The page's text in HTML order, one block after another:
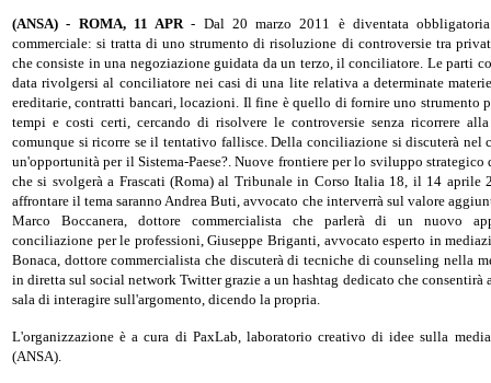
(ANSA) - ROMA, 11 APR - Dal 20 marzo 2011 è diventata
commerciale: si tratta di uno strumento di risoluzione di controversie tra
che consiste in una negoziazione guidata da un terzo, il conciliatore. Le parti
data rivolgersi al conciliatore nei casi di una lite relativa a determinate
ereditarie, contratti bancari, locazioni. Il fine è quello di fornire uno strumento
tempi e costi certi, cercando di risolvere le controversie senza ricorrere
comunque si ricorre se il tentativo fallisce. Della conciliazione si discuterà nel
un'opportunità per il Sistema-Paese?. Nuove frontiere per lo sviluppo
che si svolgerà a Frascati (Roma) al Tribunale in Corso Italia 18, il 14 aprile
affrontare il tema saranno Andrea Buti, avvocato che interverrà sul valore
Marco Boccanera, dottore commercialista che parlerà di un nuovo
conciliazione per le professioni, Giuseppe Briganti, avvocato esperto in
Bonaca, dottore commercialista che discuterà di tecniche di counseling nella
in diretta sul social network Twitter grazie a un hashtag dedicato che consentirà
sala di interagire sull'argomento, dicendo la propria.
L'organizzazione è a cura di PaxLab, laboratorio creativo di idee sulla
(ANSA).